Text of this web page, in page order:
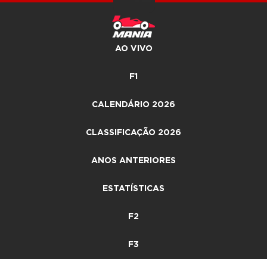
AO VIVO
F1
CALENDÁRIO 2026
CLASSIFICAÇÃO 2026
ANOS ANTERIORES
ESTATÍSTICAS
F2
F3